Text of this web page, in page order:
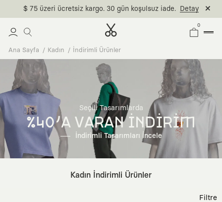
$ 75 üzeri ücretsiz kargo. 30 gün koşulsuz iade. Detay
0
Ana Sayfa Kadın İndirimli Ürünler
Seçili Tasarımlarda
%40'A VARAN İNDİRİM
İndirimli Tasarımları İncele
Kadın İndirimli Ürünler
Filtre